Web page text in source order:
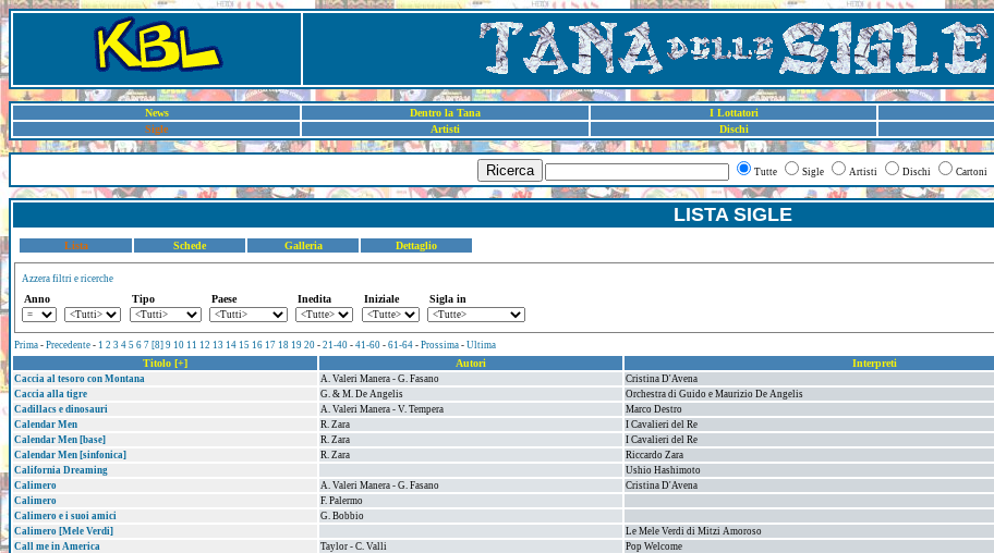
News Dentro la Tana I Lottatori
Sigle
Artisti Dischi
Ricerca Tutte Sigle Artisti Dischi Cartoni
LISTA SIGLE
Lista Schede Galleria Dettaglio
Azzera filtri e ricerche
Anno Tipo Paese Inedita Iniziale Sigla in
Prima - Precedente - 1 2 3 4 5 6 7 [8] 9 10 11 12 13 14 15 16 17 18 19 20 - 21-40 - 41-60 - 61-64 - Prossima - Ultima
Titolo [+] Autori Interpreti
Caccia al tesoro con Montana A. Valeri Manera - G. Fasano Cristina D'Avena
Caccia alla tigre
G. & M. De Angelis Orchestra di Guido e Maurizio De Angelis
Cadillacs e dinosauri
A. Valeri Manera - V. Tempera Marco Destro
Calendar Men
R. Zara I Cavalieri del Re
Calendar Men [base]
R. Zara I Cavalieri del Re
Calendar Men [sinfonica]
R. Zara Riccardo Zara
California Dreaming
Ushio Hashimoto
Calimero
A. Valeri Manera - G. Fasano Cristina D'Avena
Calimero
F. Palermo
Calimero e i suoi amici
G. Bobbio
Calimero [Mele Verdi]
Le Mele Verdi di Mitzi Amoroso
Call me in America
Taylor - C. Valli Pop Welcome